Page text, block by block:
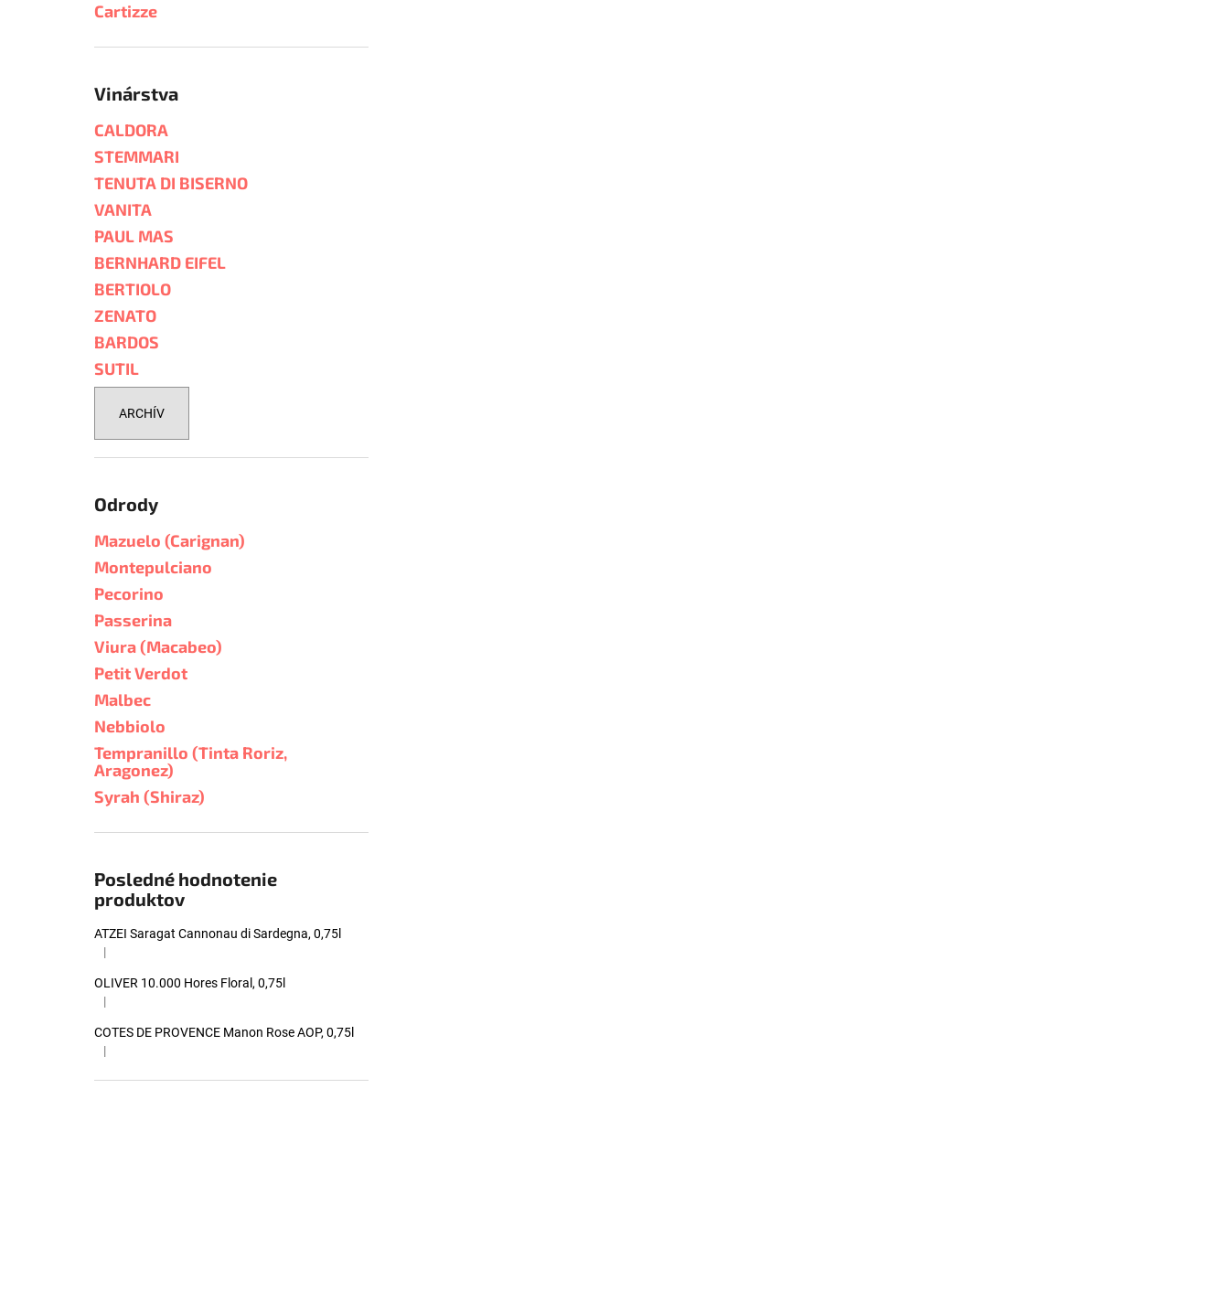
Cartizze
Vinárstva
CALDORA
STEMMARI
TENUTA DI BISERNO
VANITA
PAUL MAS
BERNHARD EIFEL
BERTIOLO
ZENATO
BARDOS
SUTIL
ARCHÍV
Odrody
Mazuelo (Carignan)
Montepulciano
Pecorino
Passerina
Viura (Macabeo)
Petit Verdot
Malbec
Nebbiolo
Tempranillo (Tinta Roriz,
Aragonez)
Syrah (Shiraz)
Posledné hodnotenie
produktov
ATZEI Saragat Cannonau di Sardegna, 0,75l
Hodnotenie produktu je 5 z 5 hviezdičiek.
|
OLIVER 10.000 Hores Floral, 0,75l
Hodnotenie produktu je 5 z 5 hviezdičiek.
|
COTES DE PROVENCE Manon Rose AOP, 0,75l
Hodnotenie produktu je 5 z 5 hviezdičiek.
|